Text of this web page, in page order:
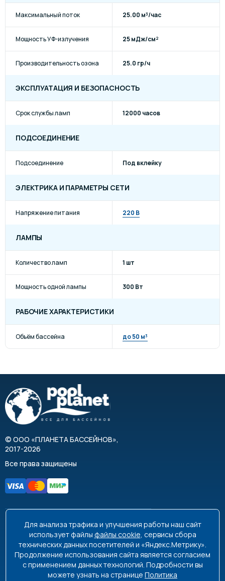
Максимальный поток 25.00 м³/час
Мощность УФ-излучения 25 мДж/см²
Производительность озона 25.0 гр/ч
ЭКСПЛУАТАЦИЯ И БЕЗОПАСНОСТЬ
Срок службы ламп 12000 часов
ПОДСОЕДИНЕНИЕ
Подсоединение Под вклейку
ЭЛЕКТРИКА И ПАРАМЕТРЫ СЕТИ
Напряжение питания 220 В
ЛАМПЫ
Количество ламп 1 шт
Мощность одной лампы 300 Вт
РАБОЧИЕ ХАРАКТЕРИСТИКИ
Объём бассейна до 50 м³
© ООО «ПЛАНЕТА БАССЕЙНОВ»,
2017-2026
Все права защищены
8 495 663-99-48
8 800 350-99-08
info@poolplanet.ru
г. Москва, проспект Мира, д. 61
Для анализа трафика и улучшения работы наш сайт
использует файлы файлы cookie, сервисы сбора
технических данных посетителей и «Яндекс.Метрику».
Продолжение использования сайта является согласием
с применением данных технологий. Подробности вы
можете узнать на странице Политика